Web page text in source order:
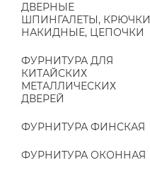
ДВЕРНЫЕ
ШПИНГАЛЕТЫ, КРЮЧКИ
НАКИДНЫЕ, ЦЕПОЧКИ
ФУРНИТУРА ДЛЯ
КИТАЙСКИХ
МЕТАЛЛИЧЕСКИХ
ДВЕРЕЙ
ФУРНИТУРА ФИНСКАЯ
ФУРНИТУРА ОКОННАЯ